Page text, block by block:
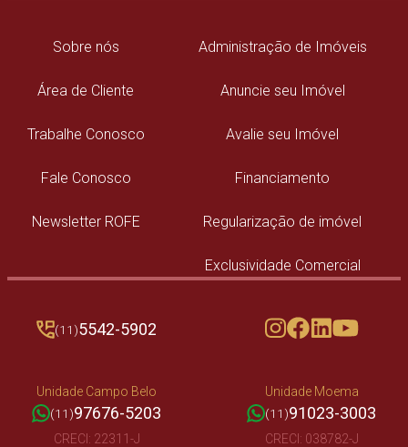
Sobre nós
Área de Cliente
Trabalhe Conosco
Fale Conosco
Newsletter ROFE
Administração de Imóveis
Anuncie seu Imóvel
Avalie seu Imóvel
Financiamento
Regularização de imóvel
Exclusividade Comercial
(11)5542-5902
Unidade Campo Belo
(11)97676-5203
CRECI: 22311-J
Unidade Moema
(11)91023-3003
CRECI: 038782-J